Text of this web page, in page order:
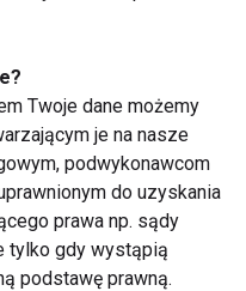
mięśnie
- bezpiecznie!
Twoje dane możemy
je na nasze
podwykonawcom
do uzyskania
prawa np. sądy
tylko gdy wystąpią
podstawę prawną.